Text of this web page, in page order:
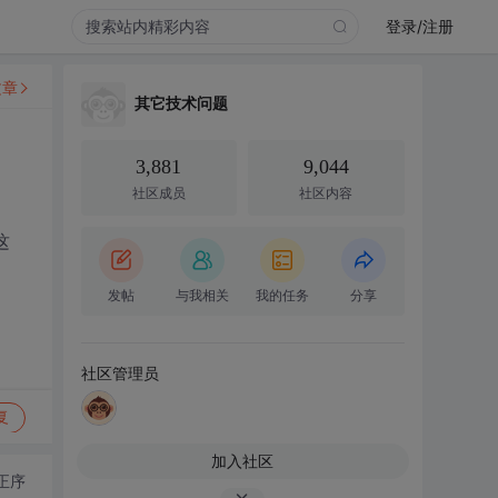
登录/注册
序
其它技术问题
3,881
社区成员
9,044
社区内容
发帖 与我相关 我的任务 分享
社区管理员
加入社区